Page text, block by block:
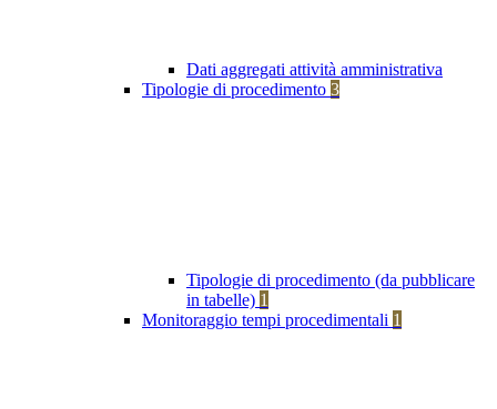
Dati aggregati attività amministrativa
Tipologie di procedimento 3
Tipologie di procedimento (da pubblicare
in tabelle) 1
Monitoraggio tempi procedimentali 1